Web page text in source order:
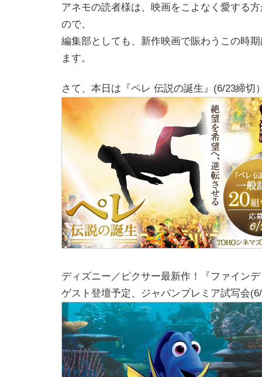
アネモの読者様は、映画をこよなく愛する
ので、
編集部としても、新作映画で賑わうこの時
ます。
さて、本日は『ペレ 伝説の誕生』(6/23締切
ディズニー／ピクサー最新作！『ファイン
ゲスト登壇予定、ジャパンプレミア試写会